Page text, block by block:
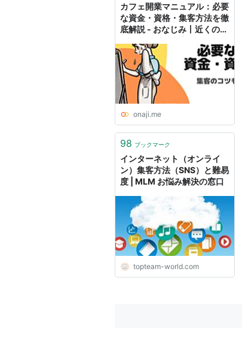
カフェ開業マニュアル：必要
な資金・資格・集客方法を徹
底解説 - おなじみ丨近くの店
onaji.me
98 ブックマーク
インターネット（オンライ
ン）集客方法（SNS）と難易
度 | MLM お悩み解決の窓口
topteam-world.com